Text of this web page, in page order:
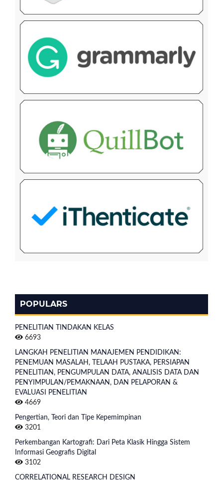
POPULARS
PENELITIAN TINDAKAN KELAS
6693
LANGKAH PENELITIAN MANAJEMEN PENDIDIKAN:
PENEMUAN MASALAH, TELAAH PUSTAKA, PERSIAPAN
PENELITIAN, PENGUMPULAN DATA, ANALISIS DATA DAN
PENYIMPULAN/PEMAKNAAN, DAN PELAPORAN &
EVALUASI PENELITIAN
4669
Pengertian, Teori dan Tipe Kepemimpinan
3201
Perkembangan Kartografi: Dari Peta Klasik Hingga Sistem
Informasi Geografis Digital
3102
CORRELATIONAL RESEARCH DESIGN